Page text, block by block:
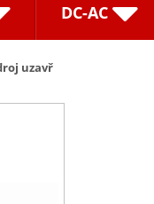
DC-AC
uzavř